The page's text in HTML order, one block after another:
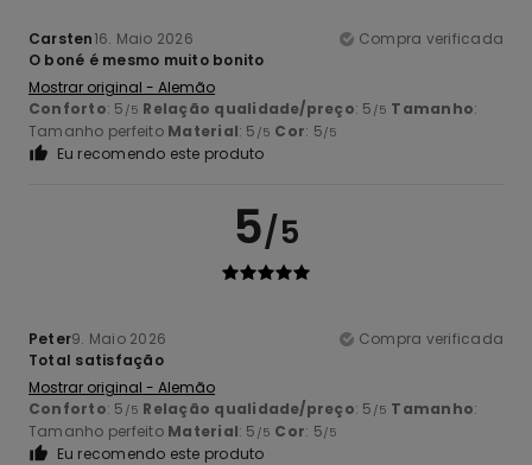
Carsten16. Maio 2026
Compra verificada
O boné é mesmo muito bonito
Mostrar original - Alemão
Conforto: 5 /5 Relação qualidade/preço: 5 /5 Tamanho:
Tamanho perfeito Material: 5 /5 Cor: 5/5
Eu recomendo este produto
5/5
Peter9. Maio 2026
Compra verificada
Total satisfação
Mostrar original - Alemão
Conforto: 5 /5 Relação qualidade/preço: 5 /5 Tamanho:
Tamanho perfeito Material: 5 /5 Cor: 5/5
Eu recomendo este produto